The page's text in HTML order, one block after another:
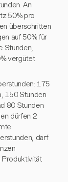
An
50% pro
überschritten
auf 50% für
Stunden,
vergütet
175
150 Stunden
80 Stunden
dürfen 2
darf